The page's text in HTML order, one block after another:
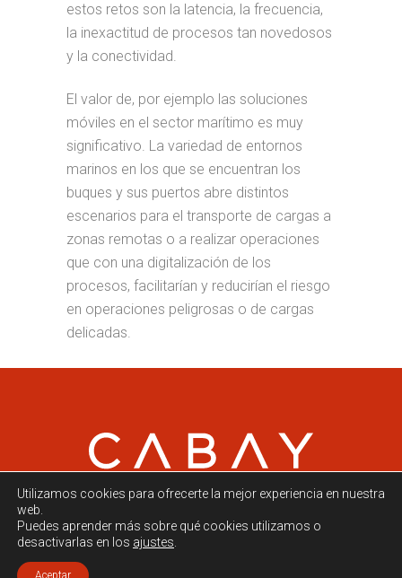
estos retos son la latencia, la frecuencia,
la inexactitud de procesos tan novedosos
y la conectividad.
El valor de, por ejemplo las soluciones
móviles en el sector marítimo es muy
significativo. La variedad de entornos
marinos en los que se encuentran los
buques y sus puertos abre distintos
escenarios para el transporte de cargas a
zonas remotas o a realizar operaciones
que con una digitalización de los
procesos, facilitarían y reducirían el riesgo
en operaciones peligrosas o de cargas
delicadas.
Utilizamos cookies para ofrecerte la mejor experiencia en nuestra
web.
Puedes aprender más sobre qué cookies utilizamos o
desactivarlas en los ajustes
Aceptar